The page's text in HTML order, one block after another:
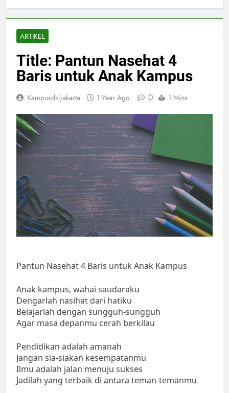
ARTIKEL
Title: Pantun Nasehat 4
Baris untuk Anak Kampus
Kampusdkijakarta 1 Year Ago 0 1 Mins
Pantun Nasehat 4 Baris untuk Anak Kampus
Anak kampus, wahai saudaraku
Dengarlah nasihat dari hatiku
Belajarlah dengan sungguh-sungguh
Agar masa depanmu cerah berkilau
Pendidikan adalah amanah
Jangan sia-siakan kesempatanmu
Ilmu adalah jalan menuju sukses
Jadilah yang terbaik di antara teman-temanmu